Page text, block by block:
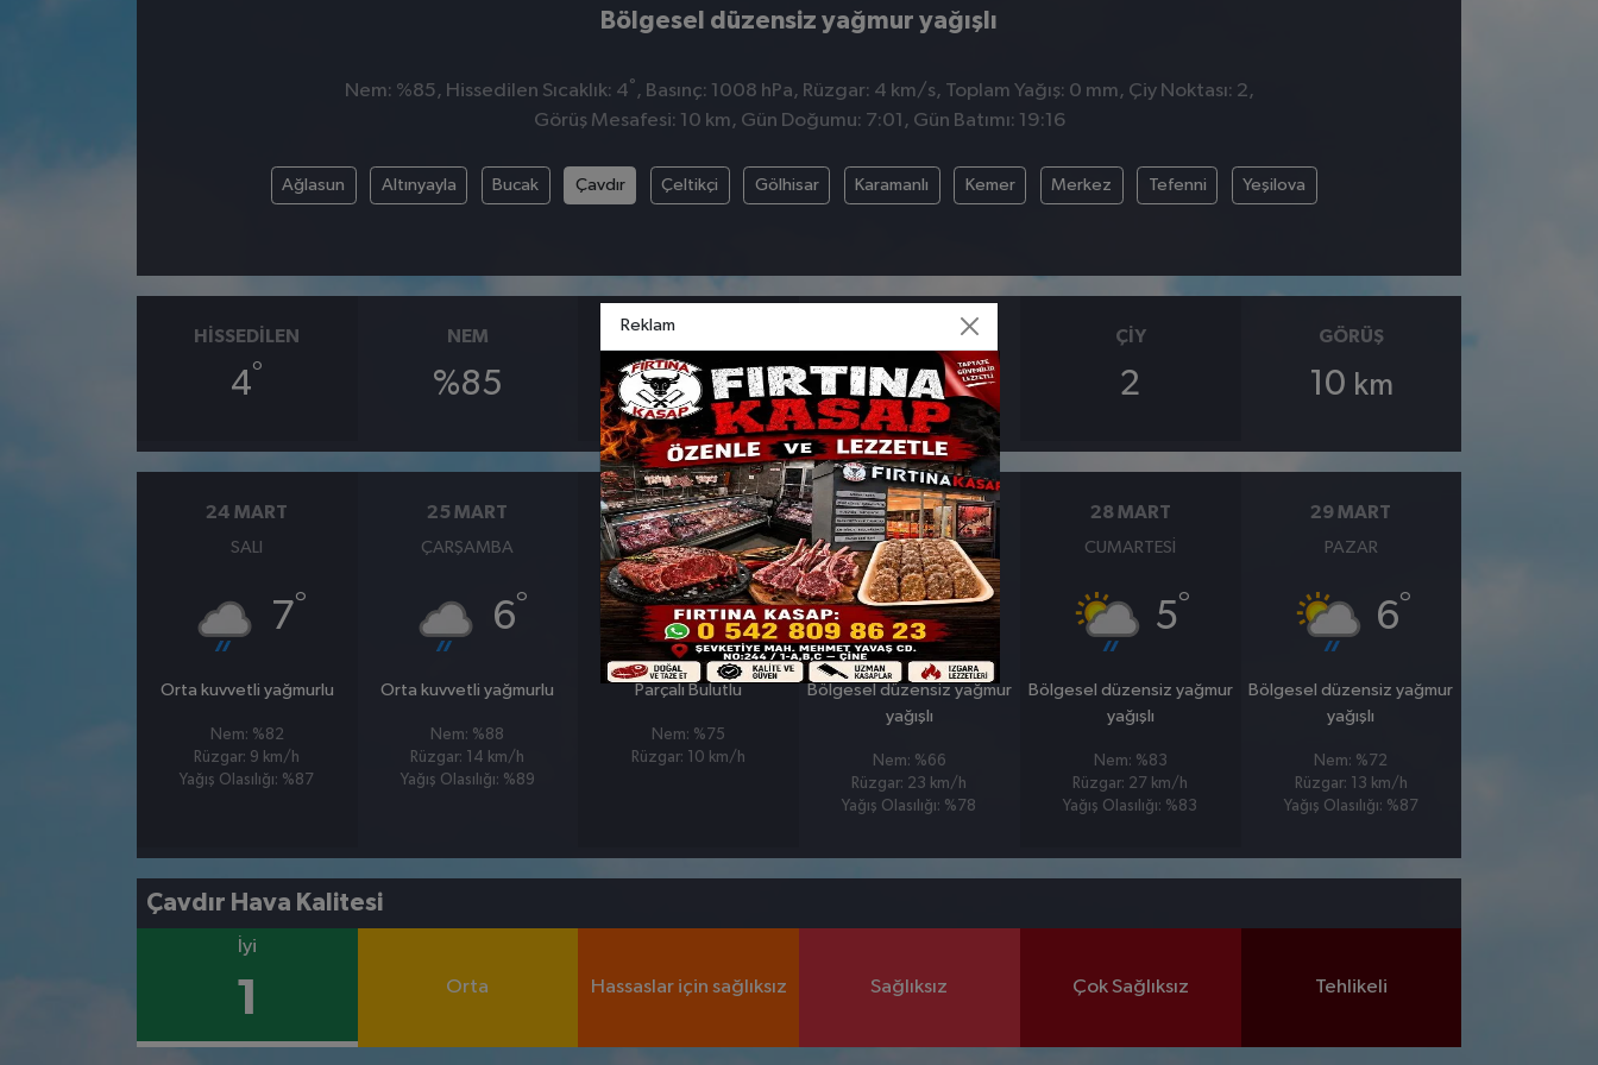
Bölgesel düzensiz yağmur yağışlı
Nem: %85, Hissedilen Sıcaklık: 4° , Basınç: 1008 hPa, Rüzgar: 4 km/s, Toplam Yağış: 0 mm, Çiy Noktası: 2,
Görüş Mesafesi: 10 km, Gün Doğumu: 7:01, Gün Batımı: 19:16
Ağlasun Altınyayla Bucak Çavdır Çeltikçi Gölhisar Karamanlı Kemer Merkez Tefenni Yeşilova
HISSEDILEN
4°
NEM
%85
BASINÇ
1008 hpa 4km/s
ÇIY
2
GÖRÜŞ
10 km
24 MART
SALI
7°
Orta kuvvetli yağmurlu
Nem: %82
Rüzgar: 9 km/h
Yağış Olasılığı: %87
25 MART
ÇARŞAMBA
6°
Orta kuvvetli yağmurlu
Nem: %88
Rüzgar: 14 km/h
Yağış Olasılığı: %89
26 MART
PERŞEMBE
8°
Parçalı Bulutlu
Nem: %75
Rüzgar: 10 km/h
27 MART
CUMA
8°
Bölgesel düzensiz yağmur
yağışlı
Nem: %66
Rüzgar: 23 km/h
Yağış Olasılığı: %78
28 MART
CUMARTESI
5°
Bölgesel düzensiz yağmur
yağışlı
Nem: %83
Rüzgar: 27 km/h
Yağış Olasılığı: %83
29 MART
PAZAR
6°
Bölgesel düzensiz yağmur
yağışlı
Nem: %72
Rüzgar: 13 km/h
Yağış Olasılığı: %87
Çavdır Hava Kalitesi
İyi
1 Orta Hassaslar için sağlıksız Sağlıksız Çok Sağlıksız Tehlikeli
Reklam